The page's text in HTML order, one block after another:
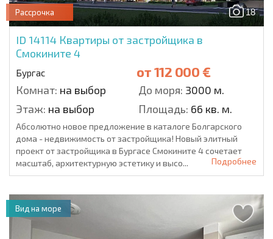
18
Рассрочка
ID 14114 Квартиры от застройщика в
Смокините 4
Бургас от112 000 €
Комнат: на выбор До моря: 3000 м.
Этаж: на выбор Площадь: 66 кв. м.
Абсолютно новое предложение в каталоге Болгарского
дома - недвижимость от застройщика! Новый элитный
проект от застройщика в Бургасе Смокините 4 сочетает
масштаб, архитектурную эстетику и высо...
Подробнее
Вид на море